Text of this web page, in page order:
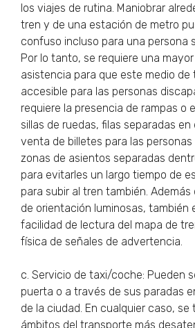
los viajes de rutina. Maniobrar
tren y de una estación de metro
confuso incluso para una persona
Por lo tanto, se requiere una
asistencia para que este medio de
accesible para las personas
requiere la presencia de rampas o
sillas de ruedas, filas separadas
venta de billetes para las
zonas de asientos separadas
para evitarles un largo tiempo de
para subir al tren también.
de orientación luminosas, también
facilidad de lectura del mapa de
física de señales de advertencia.
c. Servicio de taxi/coche: Pueden
puerta o a través de sus paradas
de la ciudad. En cualquier caso,
ámbitos del transporte más